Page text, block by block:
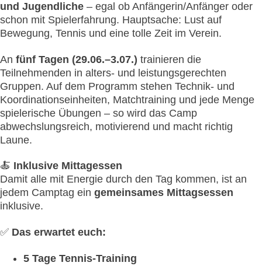
und Jugendliche – egal ob Anfängerin/Anfänger oder
schon mit Spielerfahrung. Hauptsache: Lust auf
Bewegung, Tennis und eine tolle Zeit im Verein.
An fünf Tagen (29.06.–3.07.) trainieren die
Teilnehmenden in alters- und leistungsgerechten
Gruppen. Auf dem Programm stehen Technik- und
Koordinationseinheiten, Matchtraining und jede Menge
spielerische Übungen – so wird das Camp
abwechslungsreich, motivierend und macht richtig
Laune.
🍝 Inklusive Mittagessen
Damit alle mit Energie durch den Tag kommen, ist an
jedem Camptag ein gemeinsames Mittagsessen
inklusive.
✅ Das erwartet euch:
5 Tage Tennis-Training